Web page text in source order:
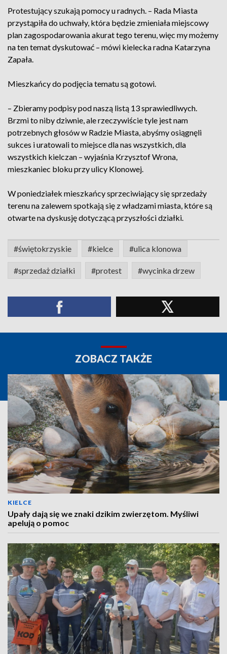
Protestujący szukają pomocy u radnych. – Rada Miasta
przystąpiła do uchwały, która będzie zmieniała miejscowy
plan zagospodarowania akurat tego terenu, więc my możemy
na ten temat dyskutować – mówi kielecka radna Katarzyna
Zapała.
Mieszkańcy do podjęcia tematu są gotowi.
– Zbieramy podpisy pod naszą listą 13 sprawiedliwych.
Brzmi to niby dziwnie, ale rzeczywiście tyle jest nam
potrzebnych głosów w Radzie Miasta, abyśmy osiągnęli
sukces i uratowali to miejsce dla nas wszystkich, dla
wszystkich kielczan – wyjaśnia Krzysztof Wrona,
mieszkaniec bloku przy ulicy Klonowej.
W poniedziałek mieszkańcy sprzeciwiający się sprzedaży
terenu na zalewem spotkają się z władzami miasta, które są
otwarte na dyskusję dotyczącą przyszłości działki.
#świętokrzyskie #kielce #ulica klonowa
#sprzedaż działki #protest #wycinka drzew
ZOBACZ TAKŻE
KIELCE
Upały dają się we znaki dzikim zwierzętom. Myśliwi
apelują o pomoc